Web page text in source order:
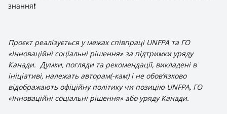
знання❗
Проєкт реалізується у межах співпраці UNFPA та ГО
«Інноваційні соціальні рішення» за підтримки уряду
Канади. Думки, погляди та рекомендації, викладені в
ініціативі, належать авторам(-кам) і не обов’язково
відображають офіційну політику чи позицію UNFPA, ГО
«Інноваційні соціальні рішення» або уряду Канади.